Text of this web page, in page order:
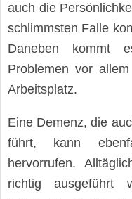
auch die
schlimmsten Falle
Daneben kommt
Problemen vor
Arbeitsplatz.
Eine Demenz, die
führt, kann
hervorrufen.
richtig ausgeführt